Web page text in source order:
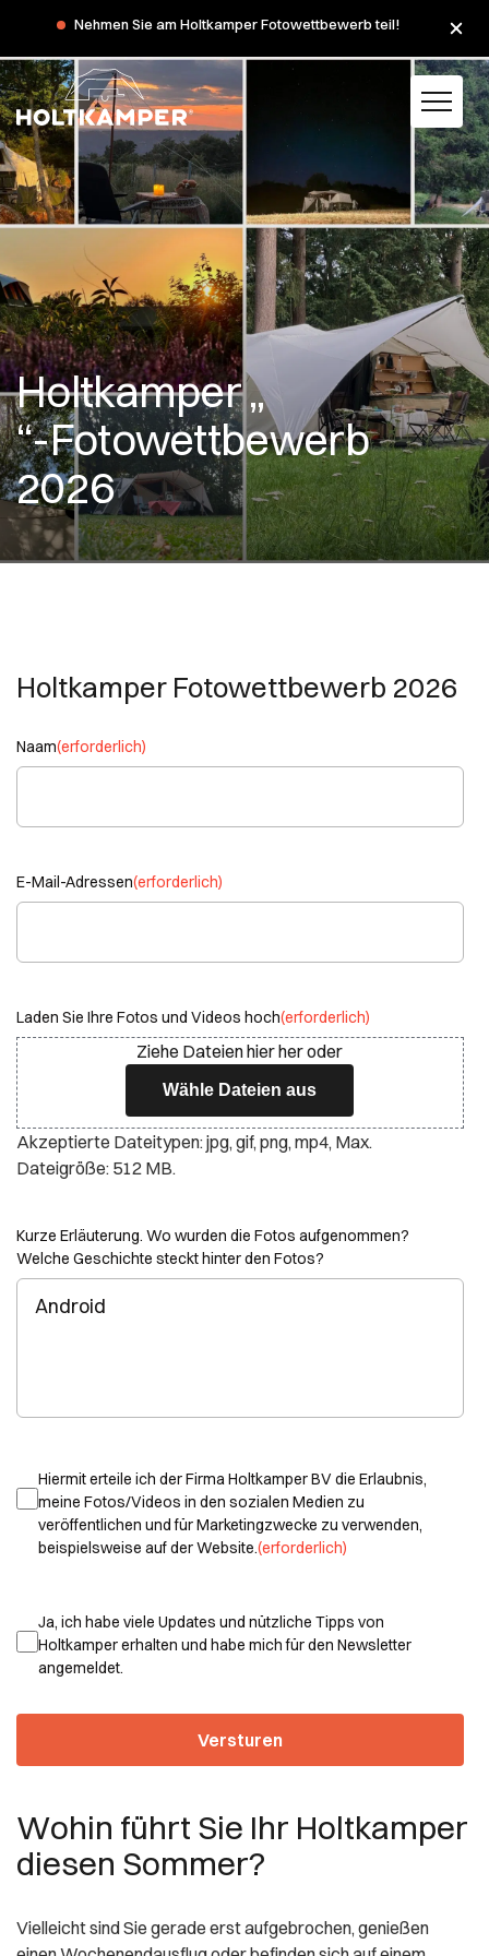
Nehmen Sie am Holtkamper Fotowettbewerb teil!
Holtkamper „
“-Fotowettbewerb
2026
Holtkamper Fotowettbewerb 2026
Naam(erforderlich)
E-Mail-Adressen(erforderlich)
Laden Sie Ihre Fotos und Videos hoch(erforderlich)
Ziehe Dateien hier her oder
Wähle Dateien aus
Akzeptierte Dateitypen: jpg, gif, png, mp4, Max.
Dateigröße: 512 MB.
Kurze Erläuterung. Wo wurden die Fotos aufgenommen?
Welche Geschichte steckt hinter den Fotos?
Instemming(erforderlich)
Hiermit erteile ich der Firma Holtkamper BV die Erlaubnis,
meine Fotos/Videos in den sozialen Medien zu
veröffentlichen und für Marketingzwecke zu verwenden,
beispielsweise auf der Website.(erforderlich)
Instemming
Ja, ich habe viele Updates und nützliche Tipps von
Holtkamper erhalten und habe mich für den Newsletter
angemeldet.
Wohin führt Sie Ihr Holtkamper
diesen Sommer?
Vielleicht sind Sie gerade erst aufgebrochen, genießen